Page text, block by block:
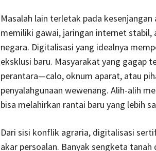
Masalah lain terletak pada
memiliki gawai, jaringan internet
negara. Digitalisasi yang idealnya
eksklusi baru. Masyarakat yang gagap
perantara—calo, oknum aparat, atau
penyalahgunaan wewenang. Alih-alih
bisa melahirkan rantai baru yang lebih
Dari sisi konflik agraria, digitalisasi
akar persoalan. Banyak sengketa